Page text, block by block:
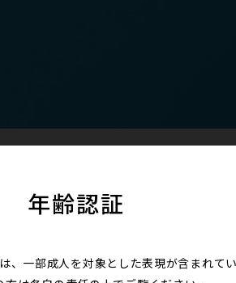
お楽しみください。
年齢認証
、 一部成人を対象とした表現が含まれてい